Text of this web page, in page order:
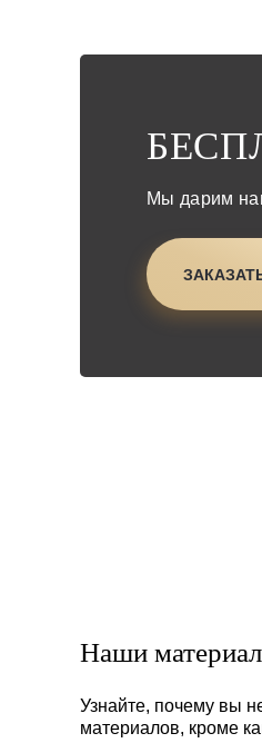
Мы дарим
Наши
Узнайте, почему вы
материалов, кроме